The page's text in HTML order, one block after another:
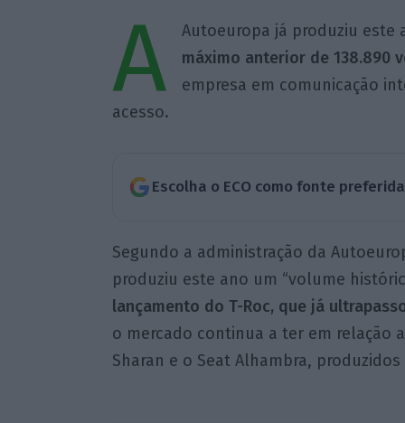
A Autoeuropa já produziu este
máximo anterior de 138.890
empresa em comunicação
acesso.
Escolha o ECO como fonte
Segundo a administração da
produziu este ano um “volume
lançamento do T-Roc, que já
o mercado continua a ter em relação
Sharan e o Seat Alhambra,